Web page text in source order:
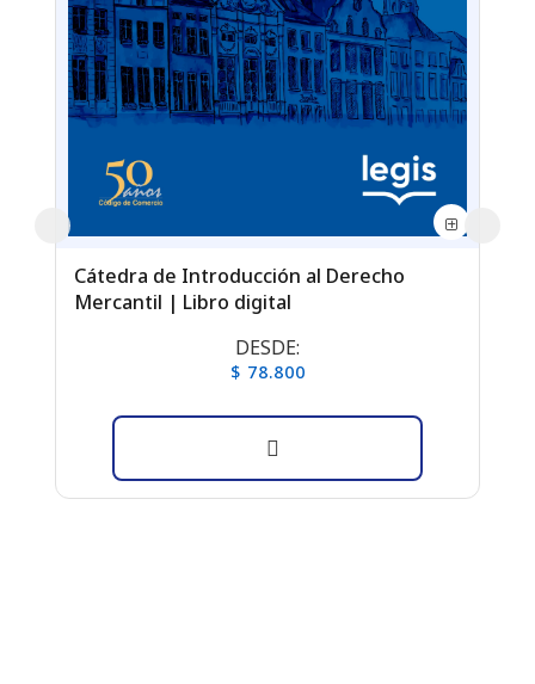
Cátedra de Introducción al Derecho
Mercantil | Libro digital
DESDE:
$ 78.800